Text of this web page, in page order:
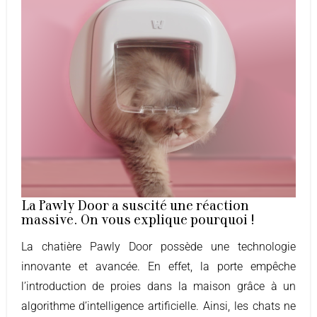
La Pawly Door a suscité une réaction
massive. On vous explique pourquoi !
La chatière Pawly Door possède une technologie
innovante et avancée. En effet, la porte empêche
l’introduction de proies dans la maison grâce à un
algorithme d’intelligence artificielle. Ainsi, les chats ne